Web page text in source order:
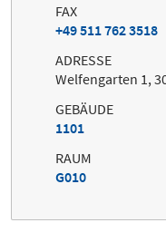
FAX
+49 511 762 3518
ADRESSE
Welfengarten 1,
GEBÄUDE
1101
RAUM
G010